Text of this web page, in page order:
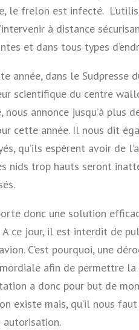
le frelon est infecté.
à distance
et dans tous types
année, dans le Sudpresse
scientifique du centre
nous annonce jusqu’à plus
cette année. Il nous dit
qu’ils espèrent avoir de
nids trop hauts seront
donc une solution
ce jour, il est interdit de
C’est pourquoi, une
afin de permettre la
a donc pour but de
existe mais, qu’il nous